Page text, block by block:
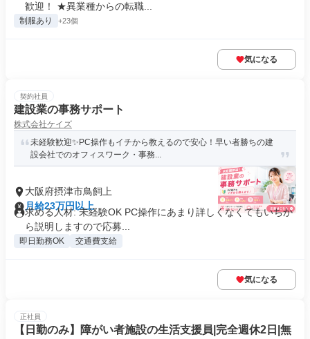
歓迎！ ★異業種からの転職...
制服あり +23個
気になる
契約社員
建設業の事務サポート
株式会社ケイズ
未経験歓迎✨PC操作もイチから教えるので安心！早い者勝ちの建
設会社でのオフィスワーク・事務...
大阪府摂津市鳥飼上
月給23万円以上
求める人材: 未経験OK PC操作にあまり詳しくなくてもいちか
ら説明しますので応募...
即日勤務OK 交通費支給
気になる
正社員
【⽇勤のみ】障がい者施設の生活支援員|完全週休2⽇|無